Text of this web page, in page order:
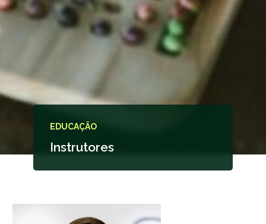
EDUCAÇÃO
Instrutores